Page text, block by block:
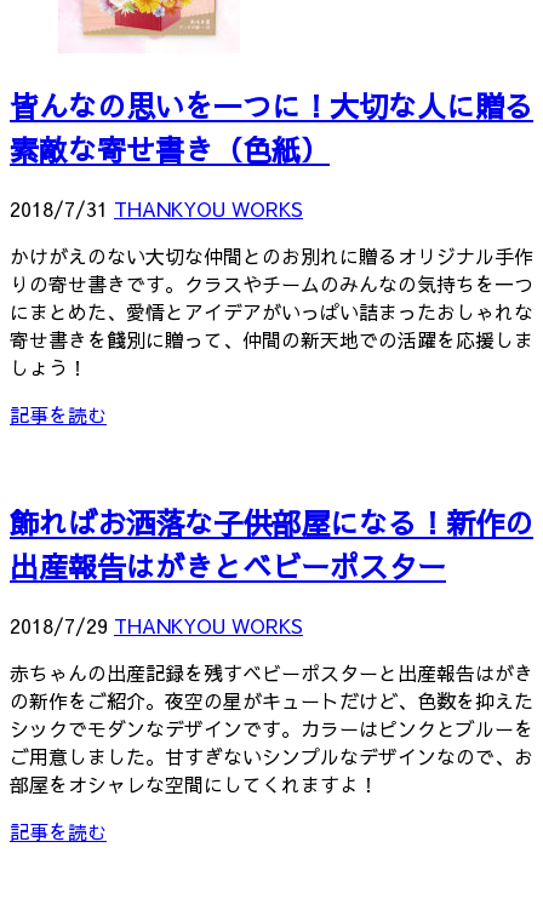
皆んなの思いを一つに！大切な人に贈る
素敵な寄せ書き（色紙）
2018/7/31 THANKYOU WORKS
かけがえのない大切な仲間とのお別れに贈るオリジナル手作
りの寄せ書きです。クラスやチームのみんなの気持ちを一つ
にまとめた、愛情とアイデアがいっぱい詰まったおしゃれな
寄せ書きを餞別に贈って、仲間の新天地での活躍を応援しま
しょう！
記事を読む
飾ればお洒落な子供部屋になる！新作の
出産報告はがきとベビーポスター
2018/7/29 THANKYOU WORKS
赤ちゃんの出産記録を残すベビーポスターと出産報告はがき
の新作をご紹介。夜空の星がキュートだけど、色数を抑えた
シックでモダンなデザインです。カラーはピンクとブルーを
ご用意しました。甘すぎないシンプルなデザインなので、お
部屋をオシャレな空間にしてくれますよ！
記事を読む